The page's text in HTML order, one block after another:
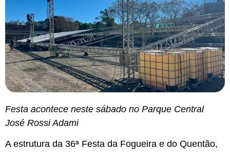
Festa acontece neste sábado no Parque Central
José Rossi Adami
A estrutura da 36ª Festa da Fogueira e do Quentão,